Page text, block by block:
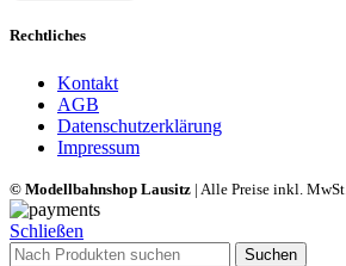
Rechtliches
Kontakt
AGB
Datenschutzerklärung
Impressum
© Modellbahnshop Lausitz | Alle Preise inkl. MwSt.
Schließen
Suchen